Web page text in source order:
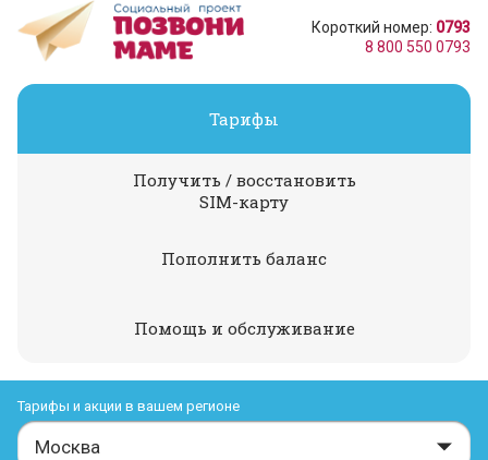
Короткий номер: 0793
8 800 550 0793
Тарифы
Получить / восстановить
SIM-карту
Пополнить баланс
Помощь и обслуживание
Тарифы и акции в вашем регионе
Москва